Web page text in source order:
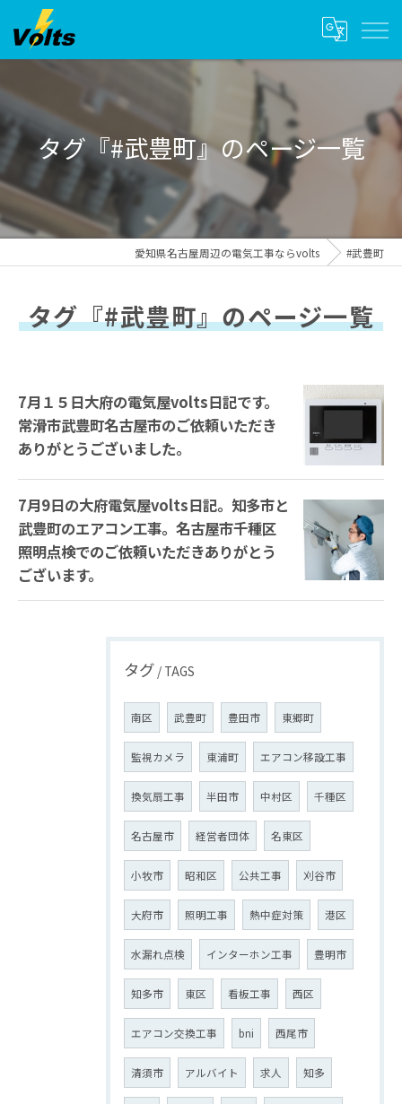
タグ『#武豊町』のページ一覧
愛知県名古屋周辺の電気工事ならvolts #武豊町
タグ『#武豊町』のページ一覧
7月１５日大府の電気屋volts日記です。
常滑市武豊町名古屋市のご依頼いただき
ありがとうございました。
7月9日の大府電気屋volts日記。知多市と
武豊町のエアコン工事。名古屋市千種区
照明点検でのご依頼いただきありがとう
ございます。
タグ TAGS
南区 武豊町 豊田市 東郷町
監視カメラ 東浦町 エアコン移設工事
換気扇工事 半田市 中村区 千種区
名古屋市 経営者団体 名東区
小牧市 昭和区 公共工事 刈谷市
大府市 照明工事 熱中症対策 港区
水漏れ点検 インターホン工事 豊明市
知多市 東区 看板工事 西区
エアコン交換工事 bni 西尾市
清須市 アルバイト 求人 知多